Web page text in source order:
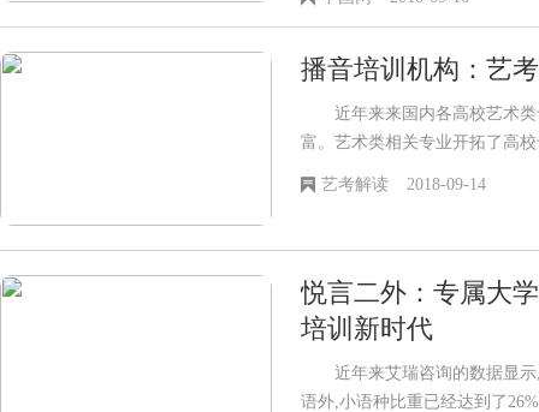
播音培训机构：艺
近年来来国内各高校艺术类
富。艺术类相关专业开拓了高
提供了升入大学的机会。 和
艺考解读 2018-09-14
悦言二外：专属大
培训新时代
近年来艾瑞咨询的数据显示,
语外,小语种比重已经达到了